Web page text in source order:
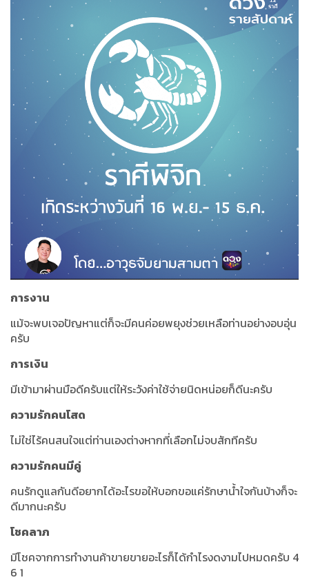
การงาน
แม้จะพบเจอปัญหาแต่ก็จะมีคนค่อยพยุงช่วยเหลือท่านอย่างอบอุ่น
ครับ
การเงิน
มีเข้ามาผ่านมือดีครับแต่ให้ระวังค่าใช้จ่ายนิดหน่อยก็ดีนะครับ
ความรักคนโสด
ไม่ใช่ไร้คนสนใจแต่ท่านเองต่างหากที่เลือกไม่จบสักทีครับ
ความรักคนมีคู่
คนรักดูแลกันดีอยากได้อะไรขอให้บอกขอแค่รักษาน้ำใจกันบ้างก็จะ
ดีมากนะครับ
โชคลาภ
มีโชคจากการทำงานค้าขายขายอะไรก็ได้กำไรงดงามไปหมดครับ 4
6 1